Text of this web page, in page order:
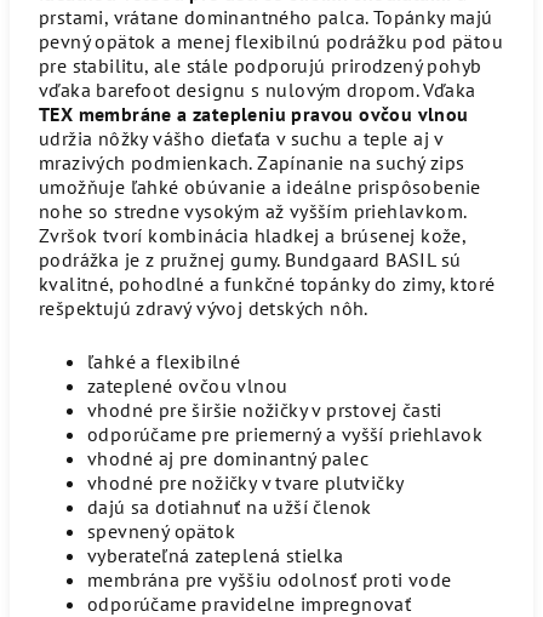
prstami, vrátane dominantného palca. Topánky majú
pevný opätok a menej flexibilnú podrážku pod pätou
pre stabilitu, ale stále podporujú prirodzený pohyb
vďaka barefoot designu s nulovým dropom. Vďaka
TEX membráne a zatepleniu pravou ovčou vlnou
udržia nôžky vášho dieťaťa v suchu a teple aj v
mrazivých podmienkach. Zapínanie na suchý zips
umožňuje ľahké obúvanie a ideálne prispôsobenie
nohe so stredne vysokým až vyšším priehlavkom.
Zvršok tvorí kombinácia hladkej a brúsenej kože,
podrážka je z pružnej gumy. Bundgaard BASIL sú
kvalitné, pohodlné a funkčné topánky do zimy, ktoré
rešpektujú zdravý vývoj detských nôh.
ľahké a flexibilné
zateplené ovčou vlnou
vhodné pre širšie nožičky v prstovej časti
odporúčame pre priemerný a vyšší priehlavok
vhodné aj pre dominantný palec
vhodné pre nožičky v tvare plutvičky
dajú sa dotiahnuť na užší členok
spevnený opätok
vyberateľná zateplená stielka
membrána pre vyššiu odolnosť proti vode
odporúčame pravidelne impregnovať